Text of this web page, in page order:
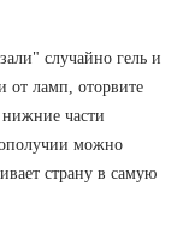
случайно гель и
от ламп, оторвите
части
можно
страну в самую